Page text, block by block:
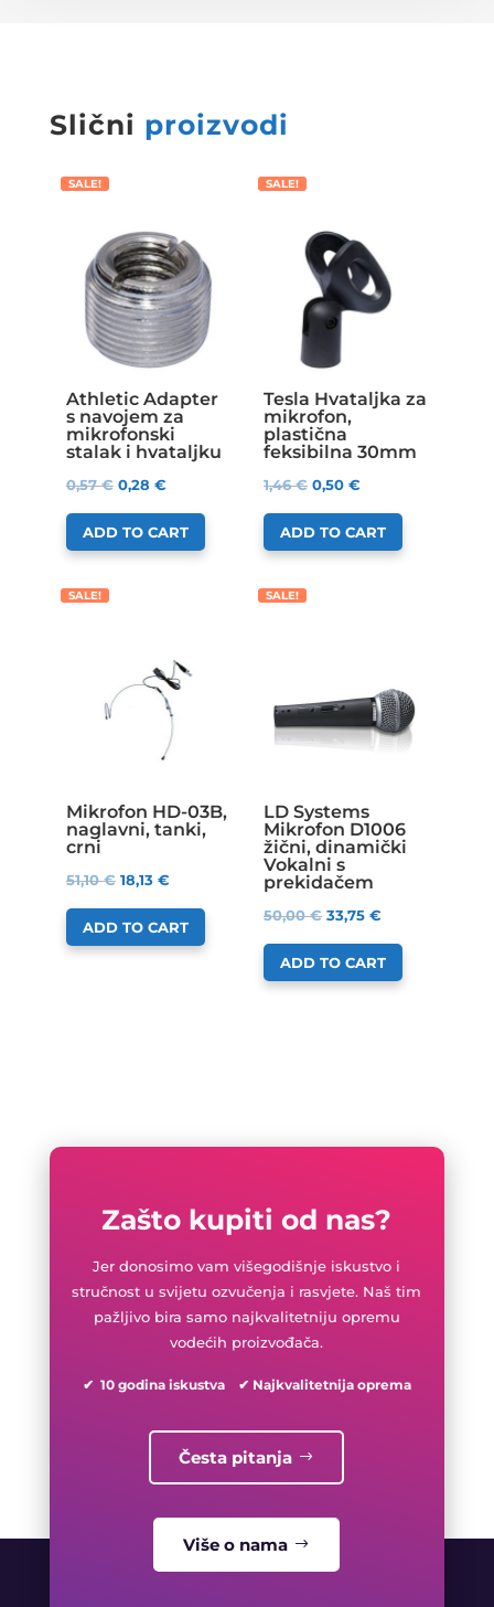
Slični proizvodi
SALE!
Athletic Adapter
s navojem za
mikrofonski
stalak i hvataljku
0,57€ 0,28 €
ADD TO CART
SALE!
Tesla Hvataljka za
mikrofon,
plastična
feksibilna 30mm
1,46€ 0,50 €
ADD TO CART
SALE!
Mikrofon HD-03B,
naglavni, tanki,
crni
51,10€ 18,13 €
ADD TO CART
SALE!
LD Systems
Mikrofon D1006
žični, dinamički
Vokalni s
prekidačem
50,00€ 33,75 €
ADD TO CART
Zašto kupiti od nas?
Jer donosimo vam višegodišnje iskustvo i
stručnost u svijetu ozvučenja i rasvjete. Naš tim
pažljivo bira samo najkvalitetniju opremu
vodećih proizvođača.
✔ 10 godina iskustva ✔ Najkvalitetnija oprema
Česta pitanja
Više o nama